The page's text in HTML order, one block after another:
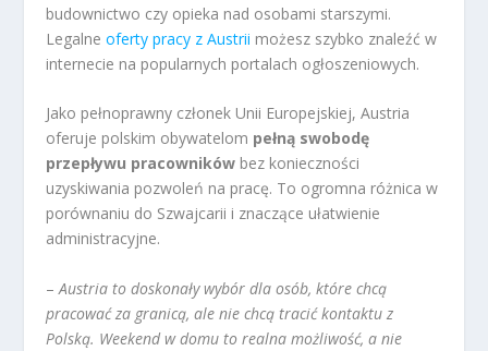
budownictwo czy opieka nad osobami starszymi.
Legalneoferty pracy z Austrii możesz szybko znaleźć w
internecie na popularnych portalach ogłoszeniowych.
Jako pełnoprawny członek Unii Europejskiej, Austria
oferuje polskim obywatelom pełną swobodę
przepływu pracowników bez konieczności
uzyskiwania pozwoleń na pracę. To ogromna różnica w
porównaniu do Szwajcarii i znaczące ułatwienie
administracyjne.
–Austria to doskonały wybór dla osób, które chcą
pracować za granicą, ale nie chcą tracić kontaktu z
Polską. Weekend w domu to realna możliwość, a nie